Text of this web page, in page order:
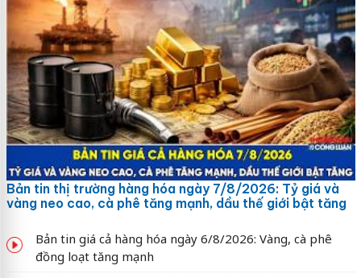
Bản tin thị trường hàng hóa ngày 7/8/2026: Tỷ giá và
vàng neo cao, cà phê tăng mạnh, dầu thế giới bật tăng
Bản tin giá cả hàng hóa ngày 6/8/2026: Vàng, cà phê
đồng loạt tăng mạnh